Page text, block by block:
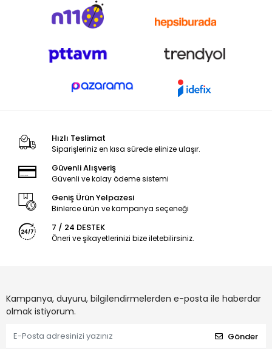
Hızlı Teslimat
Siparişleriniz en kısa sürede elinize ulaşır.
Güvenli Alışveriş
Güvenli ve kolay ödeme sistemi
Geniş Ürün Yelpazesi
Binlerce ürün ve kampanya seçeneği
7 / 24 DESTEK
Öneri ve şikayetlerinizi bize iletebilirsiniz.
Kampanya, duyuru, bilgilendirmelerden e-posta ile haberdar
olmak istiyorum.
Gönder